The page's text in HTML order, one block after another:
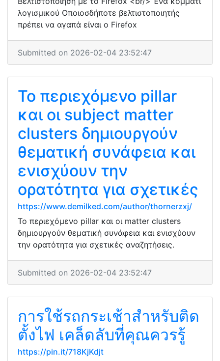
λογισμικού Οποιοσδήποτε βελτιστοποιητής
πρέπει να αγαπά είναι ο Firefox
Submitted on 2026-02-04 23:52:47
Το περιεχόμενο pillar
και οι subject matter
clusters δημιουργούν
θεματική συνάφεια και
ενισχύουν την
ορατότητα για σχετικές
https://www.demilked.com/author/thornerzxj/
Το περιεχόμενο pillar και οι matter clusters
δημιουργούν θεματική συνάφεια και ενισχύουν
την ορατότητα για σχετικές αναζητήσεις.
Submitted on 2026-02-04 23:52:47
การใช้รถกระเช้าสำหรับติด
ตั้งไฟ เคล็ดลับที่คุณควรรู้
https://pin.it/718KjKdjt